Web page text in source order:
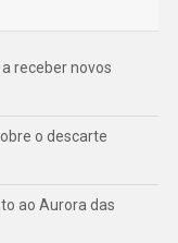
receber novos
o descarte
ao Aurora das